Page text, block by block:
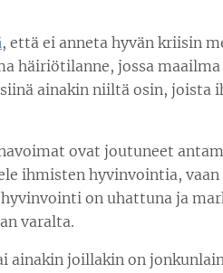
, että ei anneta hyvän kriisin
häiriötilanne, jossa
ainakin niiltä osin, joista
ovat joutuneet
ihmisten hyvinvointia, vaan
on uhattuna ja
varalta.
ainakin joillakin on